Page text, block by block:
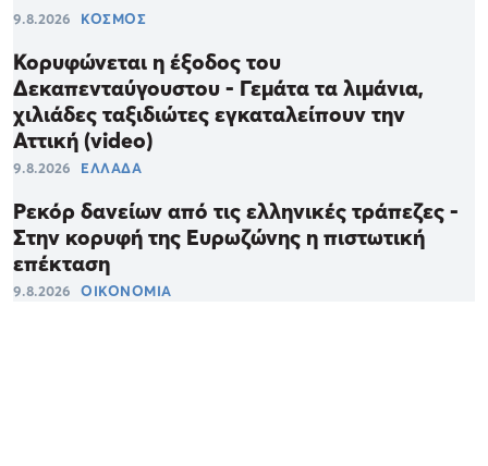
9.8.2026 ΚΟΣΜΟΣ
Κορυφώνεται η έξοδος του
Δεκαπενταύγουστου - Γεμάτα τα λιμάνια,
χιλιάδες ταξιδιώτες εγκαταλείπουν την
Αττική (video)
9.8.2026 ΕΛΛΑΔΑ
Ρεκόρ δανείων από τις ελληνικές τράπεζες -
Στην κορυφή της Ευρωζώνης η πιστωτική
επέκταση
9.8.2026 ΟΙΚΟΝΟΜΙΑ